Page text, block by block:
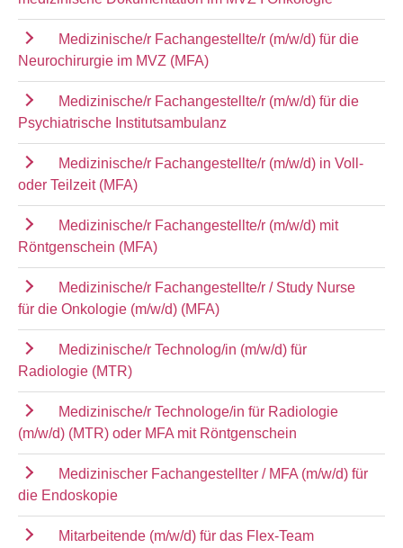
Medizinische/r Fachangestellte/r (m/w/d) für die
Neurochirurgie im MVZ (MFA)
Medizinische/r Fachangestellte/r (m/w/d) für die
Psychiatrische Institutsambulanz
Medizinische/r Fachangestellte/r (m/w/d) in Voll-
oder Teilzeit (MFA)
Medizinische/r Fachangestellte/r (m/w/d) mit
Röntgenschein (MFA)
Medizinische/r Fachangestellte/r / Study Nurse
für die Onkologie (m/w/d) (MFA)
Medizinische/r Technolog/in (m/w/d) für
Radiologie (MTR)
Medizinische/r Technologe/in für Radiologie
(m/w/d) (MTR) oder MFA mit Röntgenschein
Medizinischer Fachangestellter / MFA (m/w/d) für
die Endoskopie
Mitarbeitende (m/w/d) für das Flex-Team